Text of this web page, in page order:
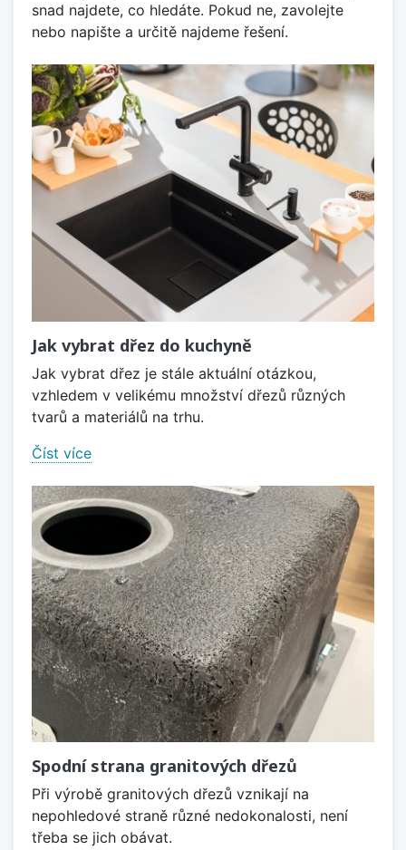
snad najdete, co hledáte. Pokud ne, zavolejte
nebo napište a určitě najdeme řešení.
Jak vybrat dřez do kuchyně
Jak vybrat dřez je stále aktuální otázkou,
vzhledem v velikému množství dřezů různých
tvarů a materiálů na trhu.
Číst více
Spodní strana granitových dřezů
Při výrobě granitových dřezů vznikají na
nepohledové straně různé nedokonalosti, není
třeba se jich obávat.